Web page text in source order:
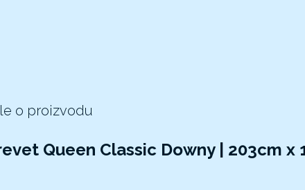
o proizvodu
Queen Classic Downy | 203cm x